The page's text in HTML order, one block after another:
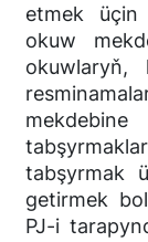
etmek üçin
okuw
okuwlaryň,
tabşyrmak
getirmek
PJ-i